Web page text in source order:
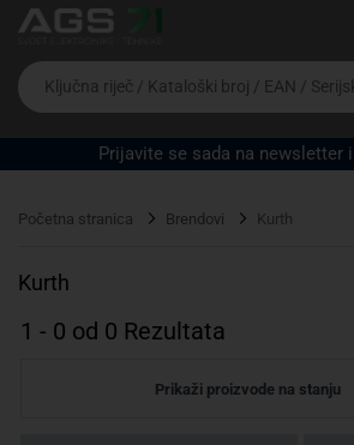
Ova postavka prilagođava
cijene vašim potrebama.
Da
biste
potražili
proizvod,
unesite
riječ,
EAN
serijski
Prijavite se sada na newsletter
Početna stranica Brendovi Kurth
Kurth
1 - 0 od 0 Rezultata
Prikaži proizvode na stanju